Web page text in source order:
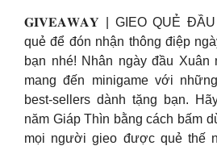
𝐆𝐈𝐕𝐄𝐀𝐖𝐀𝐘 | GIEO QUẺ ĐẦU
quẻ để đón nhận thông điệp
bạn nhé! Nhân ngày đầu Xuân
mang đến minigame với
best-sellers dành tặng bạn.
năm Giáp Thìn bằng cách bấm
mọi người gieo được quẻ thế